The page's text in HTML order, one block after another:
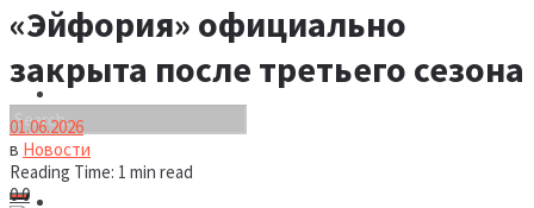
Шоу бизнес
Новости
«Эйфория» официально
закрыта после третьего сезона
01.06.2026
в Новости
Reading Time: 1 min read
00